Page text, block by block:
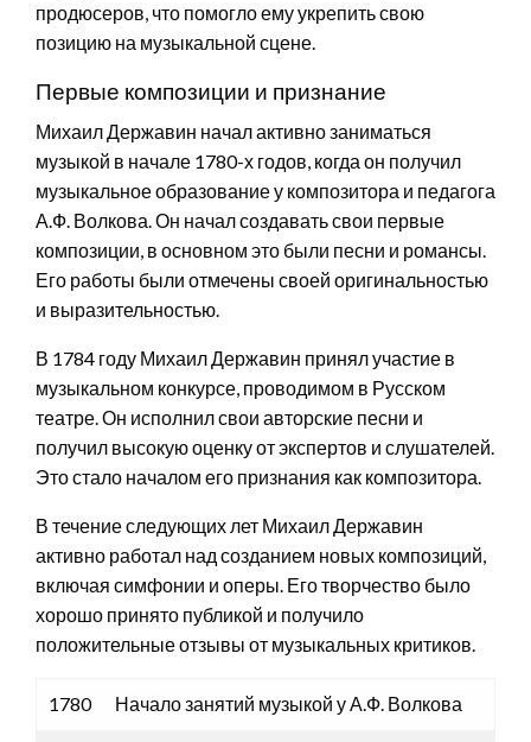
продюсеров, что помогло ему укрепить свою
позицию на музыкальной сцене.
Первые композиции и признание
Михаил Державин начал активно заниматься
музыкой в начале 1780-х годов, когда он получил
музыкальное образование у композитора и педагога
А.Ф. Волкова. Он начал создавать свои первые
композиции, в основном это были песни и романсы.
Его работы были отмечены своей оригинальностью
и выразительностью.
В 1784 году Михаил Державин принял участие в
музыкальном конкурсе, проводимом в Русском
театре. Он исполнил свои авторские песни и
получил высокую оценку от экспертов и слушателей.
Это стало началом его признания как композитора.
В течение следующих лет Михаил Державин
активно работал над созданием новых композиций,
включая симфонии и оперы. Его творчество было
хорошо принято публикой и получило
положительные отзывы от музыкальных критиков.
1780 Начало занятий музыкой у А.Ф. Волкова